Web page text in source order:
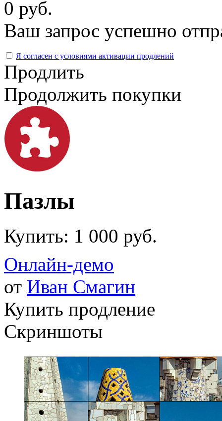
0 руб.
Ваш запрос успешно
Я согласен с условиями активации продлений
Продлить
Продолжить покупки
Пазлы
Купить: 1 000 руб.
Онлайн-демо
от Иван Смагин
Купить продление
Скриншоты